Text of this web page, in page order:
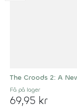
The Croods 2: A
Få på lager
69,95 kr